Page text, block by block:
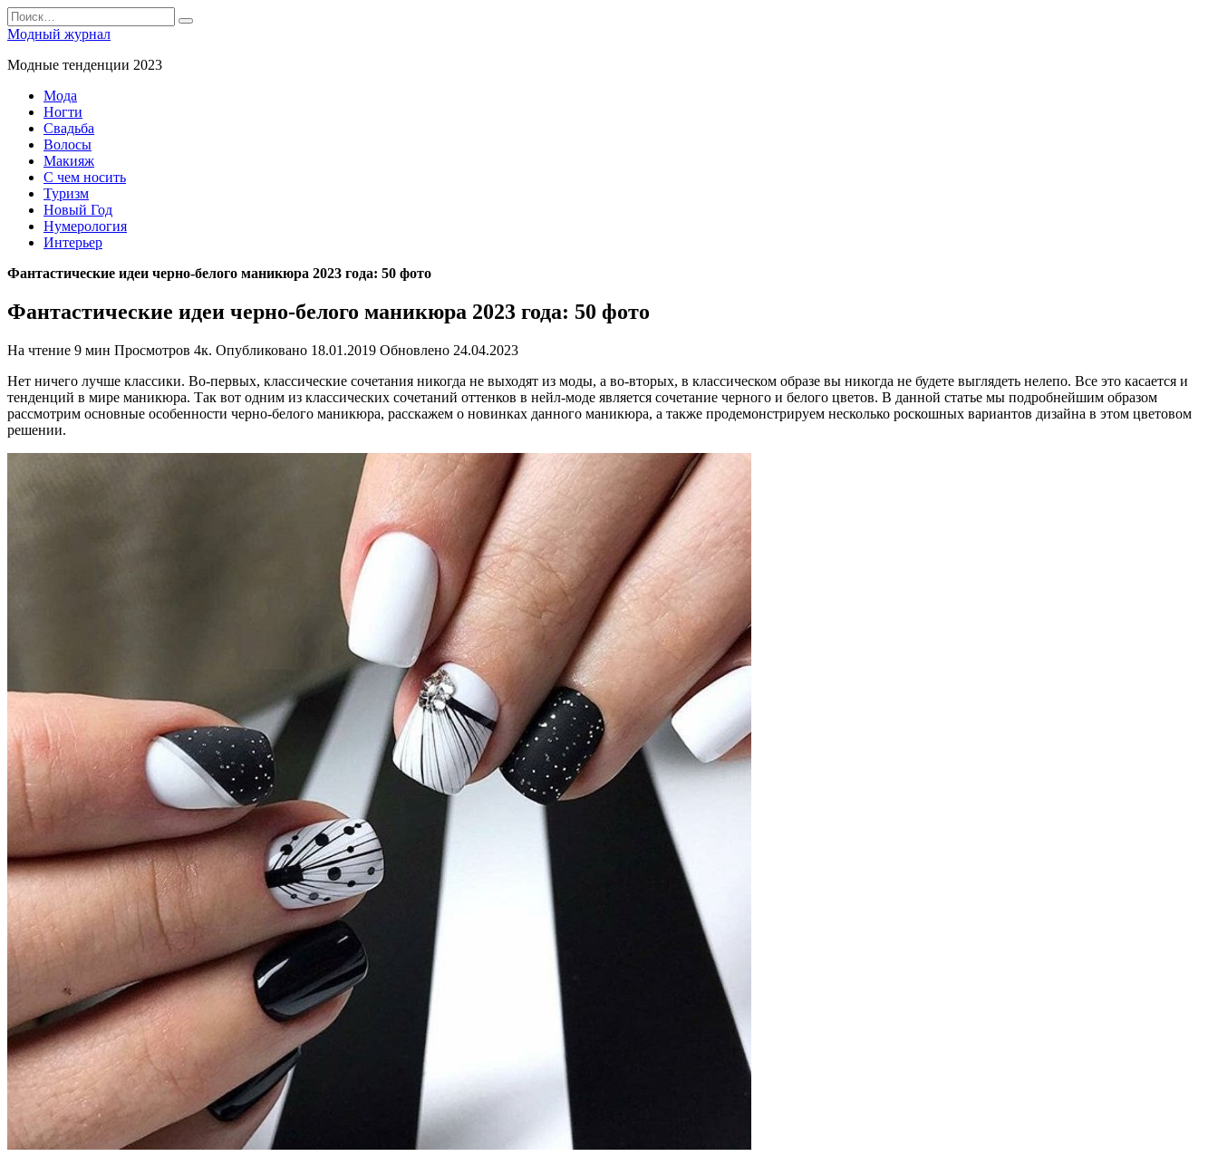
Перейти
к
содержанию
Search
for:
Модный журнал
Модные тенденции 2023
Мода
Ногти
Свадьба
Волосы
Макияж
С чем носить
Туризм
Новый Год
Нумерология
Интерьер
Фантастические идеи черно-белого маникюра 2023 года: 50 фото
Фантастические идеи черно-белого маникюра 2023 года: 50 фото
На чтение 9 мин Просмотров 4к. Опубликовано 18.01.2019 Обновлено 24.04.2023
Нет ничего лучше классики. Во-первых, классические сочетания никогда не выходят из моды, а во-вторых, в классическом образе вы никогда не будете выглядеть нелепо. Все это касается и
тенденций в мире маникюра. Так вот одним из классических сочетаний оттенков в нейл-моде является сочетание черного и белого цветов. В данной статье мы подробнейшим образом
рассмотрим основные особенности черно-белого маникюра, расскажем о новинках данного маникюра, а также продемонстрируем несколько роскошных вариантов дизайна в этом цветовом
решении.